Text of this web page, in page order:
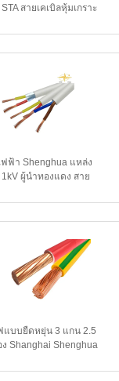
สายเคเบิลหุ้มเกราะ
ฟฟ้า Shenghua แหล่ง
ผู้นําทองแดง สาย
แบบยืดหยุ่น 3 แกน 2.5
Shanghai Shenghua
ายเคเบิลตัวนำทองแดง